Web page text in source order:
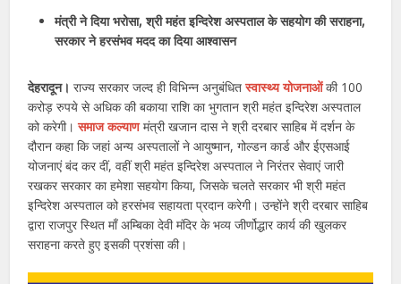
मंत्री ने दिया भरोसा, श्री महंत इन्दिरेश अस्पताल के सहयोग की सराहना,
सरकार ने हरसंभव मदद का दिया आश्वासन
देहरादून। राज्य सरकार जल्द ही विभिन्न अनुबंधितस्वास्थ्य योजनाओंकी 100
करोड़ रुपये से अधिक की बकाया राशि का भुगतान श्री महंत इन्दिरेश अस्पताल
को करेगी।समाज कल्याणमंत्री खजान दास ने श्री दरबार साहिब में दर्शन के
दौरान कहा कि जहां अन्य अस्पतालों ने आयुष्मान, गोल्डन कार्ड और ईएसआई
योजनाएं बंद कर दीं, वहीं श्री महंत इन्दिरेश अस्पताल ने निरंतर सेवाएं जारी
रखकर सरकार का हमेशा सहयोग किया, जिसके चलते सरकार भी श्री महंत
इन्दिरेश अस्पताल को हरसंभव सहायता प्रदान करेगी। उन्होंने श्री दरबार साहिब
द्वारा राजपुर स्थित माँ अम्बिका देवी मंदिर के भव्य जीर्णोद्धार कार्य की खुलकर
सराहना करते हुए इसकी प्रशंसा की।